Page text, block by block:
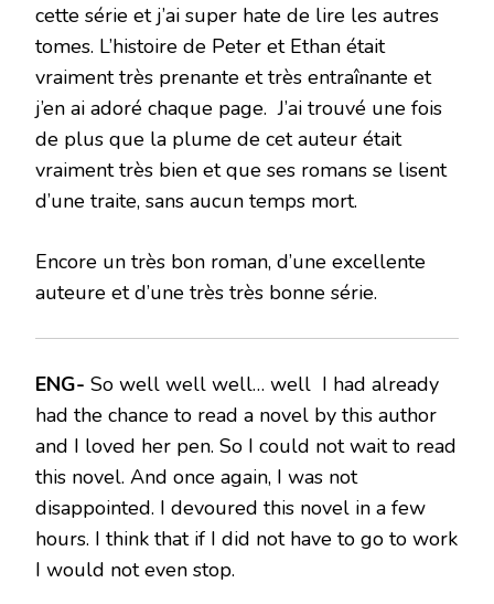
cette série et j’ai super hate de lire les autres
tomes. L’histoire de Peter et Ethan était
vraiment très prenante et très entraînante et
j’en ai adoré chaque page. J’ai trouvé une fois
de plus que la plume de cet auteur était
vraiment très bien et que ses romans se lisent
d’une traite, sans aucun temps mort.
Encore un très bon roman, d’une excellente
auteure et d’une très très bonne série.
ENG- So well well well… well I had already
had the chance to read a novel by this author
and I loved her pen. So I could not wait to read
this novel. And once again, I was not
disappointed. I devoured this novel in a few
hours. I think that if I did not have to go to work
I would not even stop.